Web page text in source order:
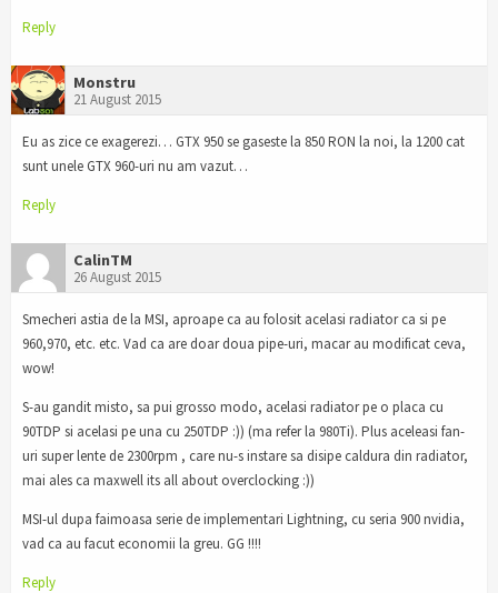
Reply
Monstru
21 August 2015
Eu as zice ce exagerezi… GTX 950 se gaseste la 850 RON la noi, la 1200 cat
sunt unele GTX 960-uri nu am vazut…
Reply
CalinTM
26 August 2015
Smecheri astia de la MSI, aproape ca au folosit acelasi radiator ca si pe
960,970, etc. etc. Vad ca are doar doua pipe-uri, macar au modificat ceva,
wow!
S-au gandit misto, sa pui grosso modo, acelasi radiator pe o placa cu
90TDP si acelasi pe una cu 250TDP :)) (ma refer la 980Ti). Plus aceleasi fan-
uri super lente de 2300rpm , care nu-s instare sa disipe caldura din radiator,
mai ales ca maxwell its all about overclocking :))
MSI-ul dupa faimoasa serie de implementari Lightning, cu seria 900 nvidia,
vad ca au facut economii la greu. GG !!!!
Reply